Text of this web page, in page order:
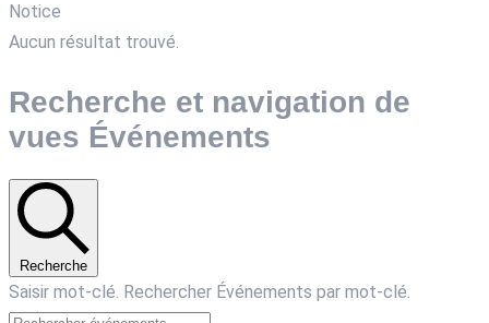
Notice
Aucun résultat trouvé.
Recherche et navigation de
vues Événements
Recherche
Saisir mot-clé. Rechercher Événements par mot-clé.